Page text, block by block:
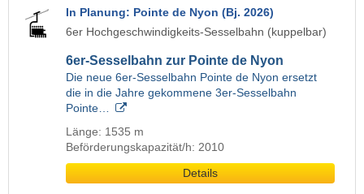
In Planung: Pointe de Nyon (Bj. 2026)
6er Hochgeschwindigkeits-Sesselbahn (kuppelbar)
6er-Sesselbahn zur Pointe de Nyon
Die neue 6er-Sesselbahn Pointe de Nyon ersetzt
die in die Jahre gekommene 3er-Sesselbahn
Pointe…
Länge: 1535 m
Beförderungskapazität/h: 2010
Details